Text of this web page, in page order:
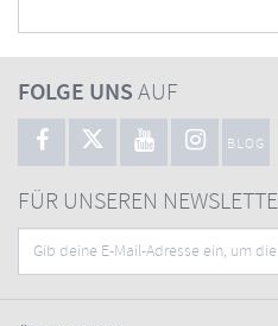
FOLGE UNSAUF
BLOG
FÜR UNSEREN